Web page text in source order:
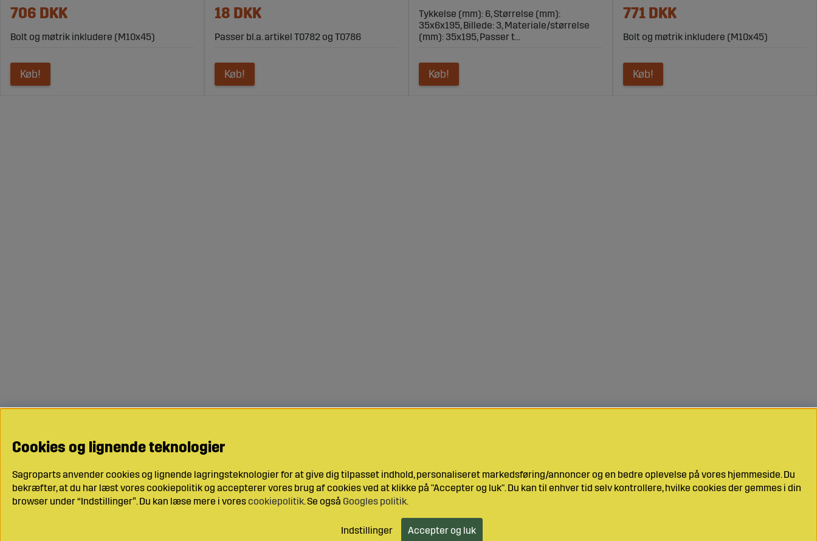
706 DKK
Bolt og møtrik inkludere (M10x45)
Køb!
18 DKK
Passer bl.a. artikel T0782 og T0786
Køb!
Tykkelse (mm): 6, Størrelse (mm):
35x6x195, Billede: 3, Materiale/størrelse
(mm): 35x195, Passer t...
Køb!
771 DKK
Bolt og møtrik inkludere (M10x45)
Køb!
Cookies og lignende teknologier
Sagroparts anvender cookies og lignende lagringsteknologier for at give dig tilpasset indhold, personaliseret markedsføring/annoncer og en bedre oplevelse på vores hjemmeside. Du
bekræfter, at du har læst vores cookiepolitik og accepterer vores brug af cookies ved at klikke på "Accepter og luk". Du kan til enhver tid selv kontrollere, hvilke cookies der gemmes i din
browser under “Indstillinger”. Du kan læse mere i vorescookiepolitik. Se også Googles politik.
Indstillinger Accepter og luk